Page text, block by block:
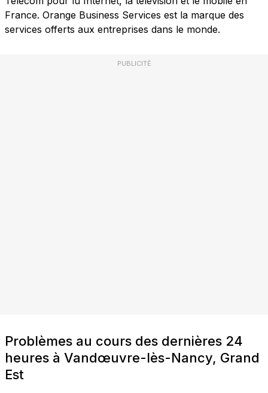
France. Orange Business Services est la marque des
services offerts aux entreprises dans le monde.
PUBLICITÉ
Problèmes au cours des dernières 24
heures à Vandœuvre-lès-Nancy, Grand
Est